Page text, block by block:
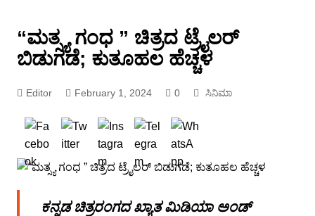
“ಮತ್ಸ್ಯ ಗಂಧ ” ಚಿತ್ರದ ಟ್ರೈಲರ್
ಬಿಡುಗಡೆ; ಕುತೂಹಲ ಹೆಚ್ಚಳ
Editor February 1, 2024 0 ಸಿನಿಮಾ
ಕನ್ನಡ ಚಿತ್ರರಂಗದ ಖ್ಯಾತ ಮಿಡಿಯಾ ಅಂಡ್